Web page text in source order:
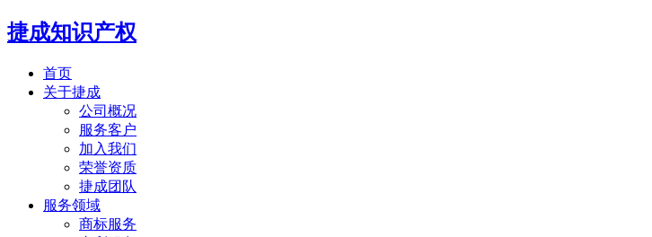
捷成知识产权
首页
关于捷成
公司概况
服务客户
加入我们
荣誉资质
捷成团队
服务领域
商标服务